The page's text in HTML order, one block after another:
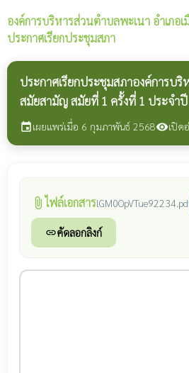
องค์การบริหารส่วนตำบลพะเนา อำเภอ
ประกาศเรียกประชุมสภา
ประกาศเรียกประชุมสภาองค์การบ
สมัยสามัญ สมัยที่ 1 ครั้งที่ 1 ประจำ
eventเผยแพร่เมื่อ 6 กุมภาพันธ์ 2568visibilityเปิด
attach_file ไฟล์เอกสาร
linkคัดลอกลิงก์